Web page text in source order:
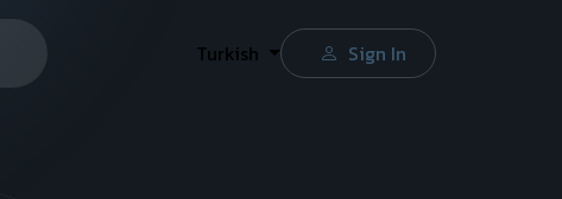
Turkish Sign In